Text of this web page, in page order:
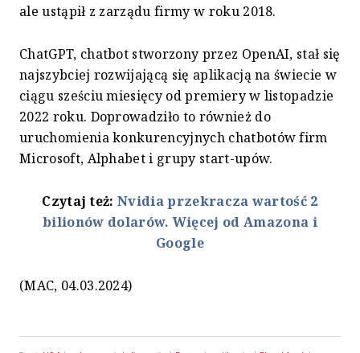
ale ustąpił z zarządu firmy w roku 2018.
ChatGPT, chatbot stworzony przez OpenAI, stał się
najszybciej rozwijającą się aplikacją na świecie w
ciągu sześciu miesięcy od premiery w listopadzie
2022 roku. Doprowadziło to również do
uruchomienia konkurencyjnych chatbotów firm
Microsoft, Alphabet i grupy start-upów.
Czytaj też:Nvidia przekracza wartość 2
bilionów dolarów. Więcej od Amazona i
Google
(MAC, 04.03.2024)